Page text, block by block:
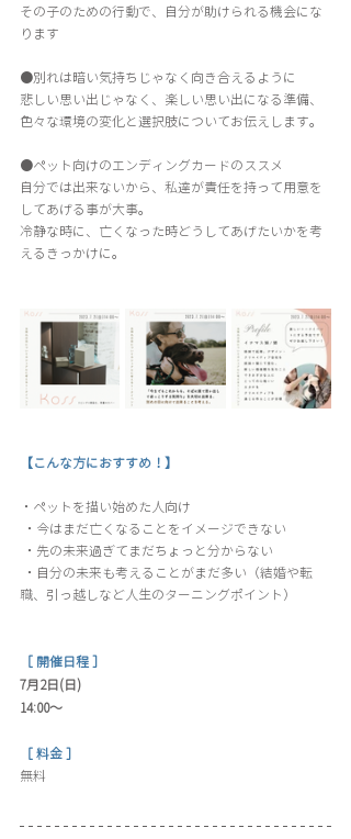
その子のための行動で、自分が助けられる機会にな
ります
●別れは暗い気持ちじゃなく向き合えるように
悲しい思い出じゃなく、楽しい思い出になる準備、
色々な環境の変化と選択肢についてお伝えします。
●ペット向けのエンディングカードのススメ
自分では出来ないから、私達が責任を持って用意を
してあげる事が大事。
冷静な時に、亡くなった時どうしてあげたいかを考
えるきっかけに。
【こんな方におすすめ！】
・ペットを描い始めた人向け
・今はまだ亡くなることをイメージできない
・先の未来過ぎてまだちょっと分からない
職、引っ越しなど人生のターニングポイント）
［ 開催日程 ］
7月2日(日)
14:00〜
［ 料金 ］
無料